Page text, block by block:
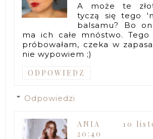
A może te
tyczą się tego
balsamu? Bo
ma ich całe mnóstwo. Tego
próbowałam, czeka w
nie wypowiem ;)
ODPOWIEDZ
Odpowiedzi
ANIA
10
20:40